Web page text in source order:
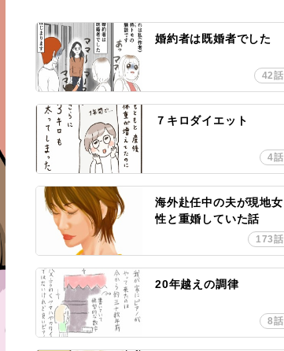
婚約者は既婚者でした
42話
７キロダイエット
4話
海外赴任中の夫が現地女
性と重婚していた話
173話
20年越えの調律
8話